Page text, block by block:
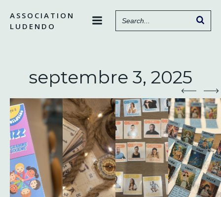
contenu
ASSOCIATION
LUDENDO
septembre 3, 2025